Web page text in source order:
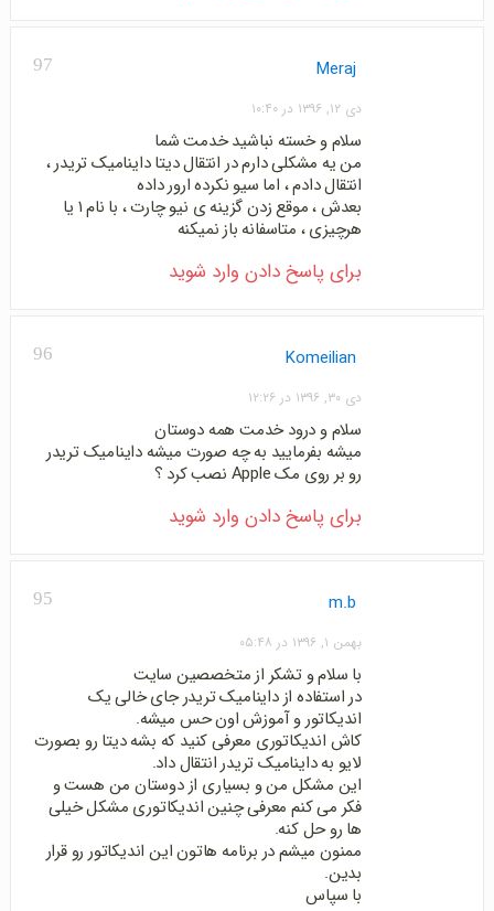
97 Meraj
دی ۱۲, ۱۳۹۶ در ۱۰:۴۰
سلام و خسته نباشید خدمت شما
من یه مشکلی دارم در انتقال دیتا داینامیک تریدر ،
انتقال دادم ، اما سیو نکرده ارور داده
بعدش ، موقع زدن گزینه ی نیو چارت ، با نام ۱ یا
هرچیزی ، متاسفانه باز نمیکنه
برای پاسخ دادن وارد شوید
96 Komeilian
دی ۳۰, ۱۳۹۶ در ۱۲:۲۶
سلام و درود خدمت همه دوستان
میشه بفرمایید به چه صورت میشه داینامیک تریدر
رو بر روی مک Apple نصب کرد ؟
برای پاسخ دادن وارد شوید
95 m.b
بهمن ۱, ۱۳۹۶ در ۰۵:۴۸
با سلام و تشکر از متخصصین سایت
در استفاده از داینامیک تریدر جای خالی یک
اندیکاتور و آموزش اون حس میشه.
کاش اندیکاتوری معرفی کنید که بشه دیتا رو بصورت
لایو به داینامیک تریدر انتقال داد.
این مشکل من و بسیاری از دوستان من هست و
فکر می کنم معرفی چنین اندیکاتوری مشکل خیلی
ها رو حل کنه.
ممنون میشم در برنامه هاتون این اندیکاتور رو قرار
بدین.
با سپاس